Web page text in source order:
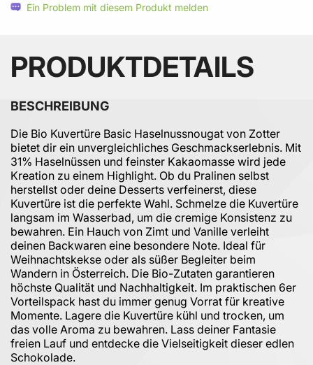
Ein Problem mit diesem Produkt melden
PRODUKTDETAILS
BESCHREIBUNG
Die Bio Kuvertüre Basic Haselnussnougat von Zotter
bietet dir ein unvergleichliches Geschmackserlebnis. Mit
31% Haselnüssen und feinster Kakaomasse wird jede
Kreation zu einem Highlight. Ob du Pralinen selbst
herstellst oder deine Desserts verfeinerst, diese
Kuvertüre ist die perfekte Wahl. Schmelze die Kuvertüre
langsam im Wasserbad, um die cremige Konsistenz zu
bewahren. Ein Hauch von Zimt und Vanille verleiht
deinen Backwaren eine besondere Note. Ideal für
Weihnachtskekse oder als süßer Begleiter beim
Wandern in Österreich. Die Bio-Zutaten garantieren
höchste Qualität und Nachhaltigkeit. Im praktischen 6er
Vorteilspack hast du immer genug Vorrat für kreative
Momente. Lagere die Kuvertüre kühl und trocken, um
das volle Aroma zu bewahren. Lass deiner Fantasie
freien Lauf und entdecke die Vielseitigkeit dieser edlen
Schokolade.